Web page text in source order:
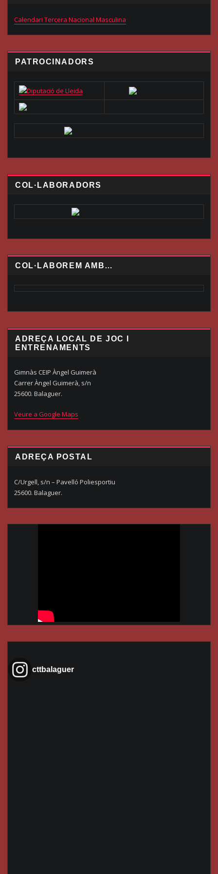
Calendari Tercera Nacional Masculina
PATROCINADORS
COL·LABORADORS
COL·LABOREM AMB…
ADREÇA LOCAL DE JOC I
ENTRENAMENTS
Gimnàs CEIP Àngel Guimerà
Carrer Àngel Guimerà, s/n
25600. Balaguer.
Veure a Google Maps
ADREÇA POSTAL
C/Urgell, s/n – Pavelló Poliesportiu
25600. Balaguer.
cttbalaguer